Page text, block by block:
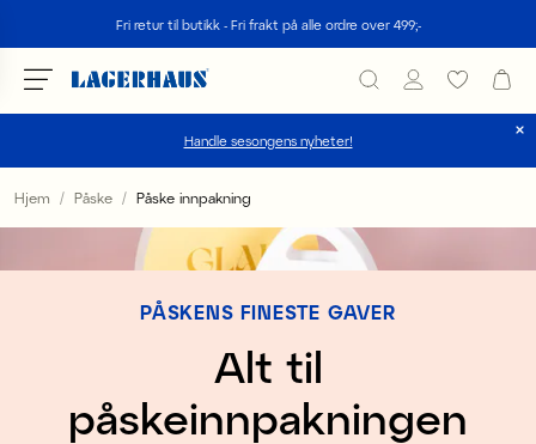
Fri retur til butikk - Fri frakt på alle ordre over 499;-
Handle sesongens nyheter!
velg språk / valuta
DK / EUR
Hjem Påske Påske innpakning
PÅSKENS FINESTE GAVER
Alt til
påskeinnpakningen